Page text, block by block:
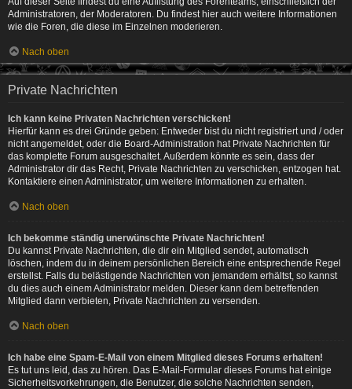
Administratoren, der Moderatoren. Du findest hier auch weitere Informationen
wie die Foren, die diese im Einzelnen moderieren.
Nach oben
Private Nachrichten
Ich kann keine Privaten Nachrichten verschicken!
Hierfür kann es drei Gründe geben: Entweder bist du nicht registriert und / oder
nicht angemeldet, oder die Board-Administration hat Private Nachrichten für
das komplette Forum ausgeschaltet. Außerdem könnte es sein, dass der
Administrator dir das Recht, Private Nachrichten zu verschicken, entzogen hat.
Kontaktiere einen Administrator, um weitere Informationen zu erhalten.
Nach oben
Ich bekomme ständig unerwünschte Private Nachrichten!
Du kannst Private Nachrichten, die dir ein Mitglied sendet, automatisch
löschen, indem du in deinem persönlichen Bereich eine entsprechende Regel
erstellst. Falls du belästigende Nachrichten von jemandem erhältst, so kannst
du dies auch einem Administrator melden. Dieser kann dem betreffenden
Mitglied dann verbieten, Private Nachrichten zu versenden.
Nach oben
Ich habe eine Spam-E-Mail von einem Mitglied dieses Forums erhalten!
Es tut uns leid, das zu hören. Das E-Mail-Formular dieses Forums hat einige
Sicherheitsvorkehrungen, die Benutzer, die solche Nachrichten senden,